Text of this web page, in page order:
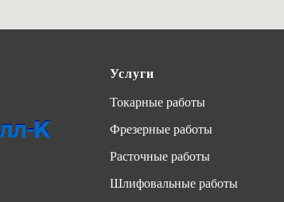
Услуги
Токарные работы
Фрезерные работы
Расточные работы
Шлифовальные работы